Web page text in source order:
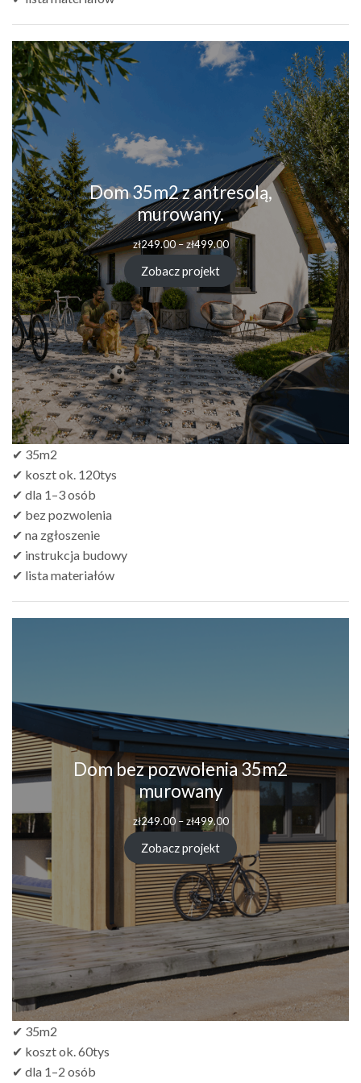
Dom 35m2 z antresolą,
murowany.
zł249.00–zł499.00Zakres
cen:
od
zł249.00
do
zł499.00
Zobacz projekt
✔ 35m2
✔ koszt ok. 120tys
✔ dla 1–3 osób
✔ bez pozwolenia
✔ na zgłoszenie
✔ instrukcja budowy
✔ lista materiałów
Dom bez pozwolenia 35m2
murowany
zł249.00 – zł499.00Zakres
od
zł249.00
do
zł499.00
Zobacz projekt
✔ 35m2
✔ koszt ok. 60tys
✔ dla 1–2 osób